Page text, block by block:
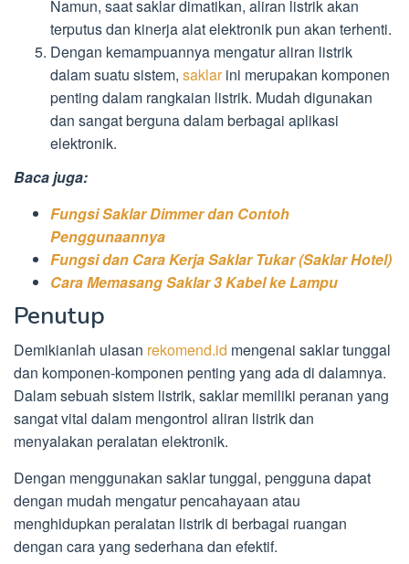
Namun, saat saklar dimatikan, aliran listrik akan
terputus dan kinerja alat elektronik pun akan terhenti.
Dengan kemampuannya mengatur aliran listrik
dalam suatu sistem, saklarini merupakan komponen
penting dalam rangkaian listrik. Mudah digunakan
dan sangat berguna dalam berbagai aplikasi
elektronik.
Baca juga:
Fungsi Saklar Dimmer dan Contoh
Penggunaannya
Fungsi dan Cara Kerja Saklar Tukar (Saklar Hotel)
Cara Memasang Saklar 3 Kabel ke Lampu
Penutup
Demikianlah ulasan rekomend.id mengenai saklar tunggal
dan komponen-komponen penting yang ada di dalamnya.
Dalam sebuah sistem listrik, saklar memiliki peranan yang
sangat vital dalam mengontrol aliran listrik dan
menyalakan peralatan elektronik.
Dengan menggunakan saklar tunggal, pengguna dapat
dengan mudah mengatur pencahayaan atau
menghidupkan peralatan listrik di berbagai ruangan
dengan cara yang sederhana dan efektif.